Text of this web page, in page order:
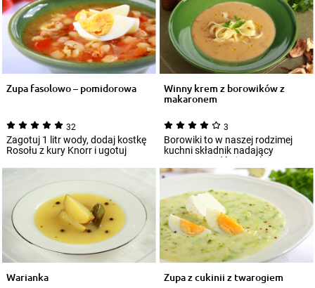
Zupa fasolowo – pomidorowa
32
Zagotuj 1 litr wody, dodaj kostkę
Rosołu z kury Knorr i ugotuj
Winny krem z borowików z
makaronem
3
Borowiki to w naszej rodzimej
kuchni składnik nadający
potrawom odświętności. To
jeden z najszlac...
Warianka Zupa z cukinii z twarogiem